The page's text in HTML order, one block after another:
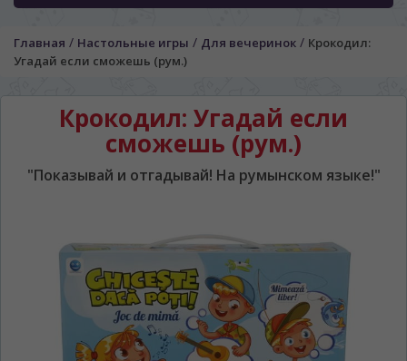
Главная / Настольные игры / Для вечеринок / Крокодил:
Угадай если сможешь (рум.)
Крокодил: Угадай если
сможешь (рум.)
"Показывай и отгадывай! На румынском языке!"
ЯЗЫК САЙТА / LIMBA SITE-ULUI
На каком языке Вы хотите
Беспокоим Вас только один раз, далее
сохраним Ваш выбор языка.
Vă vom deranja doar o singură dată, apoi vă
vom salva alegerea limbii.
Если вы хотите переключить язык